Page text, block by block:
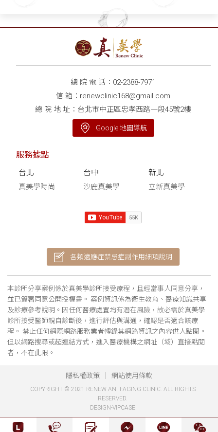
總 院 電 話： 02-2388-7971
信 箱： renewclinic168@gmail.com
總 院 地 址：台北市中正區忠孝西路一段45號2樓
Google 地圖導航
服務據點
台北
真美學時尚
台中
沙鹿真美學
新北
立新真美學
各類適應症禁忌症副作用細項說明
本診所分享案例係於真美學診所接受療程，且經當事人同意分享，
並已簽署同意公開授權書。 案例資訊係為衛生教育、醫療知識共享
及診療參考說明。因任何醫療處置均有潛在風險，故必需於真美學
診所接受醫師親自診斷後，進行評估與溝通，確認是否適合該療
程。 禁止任何網際網路服務業者轉錄其網路資訊之內容供人點閱。
但以網路搜尋或超連結方式，進入醫療機構之網址（域）直接點閱
者，不在此限。
隱私權政策 網站使用條款
COPYRIGHT © 2021 RENEW ANTI-AGING CLINIC. ALL RIGHTS
RESERVED.
DESIGN-VIPCASE